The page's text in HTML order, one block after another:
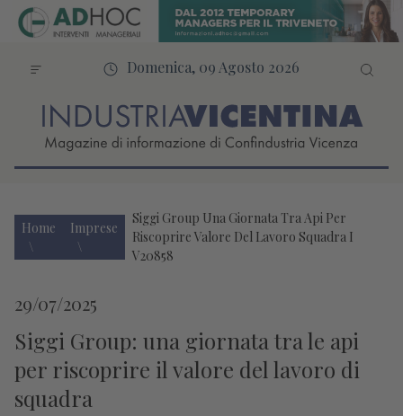
Domenica, 09 Agosto 2026
Home Imprese
Siggi Group Una Giornata Tra Api Per
Riscoprire Valore Del Lavoro Squadra I
V20858
29/07/2025
Siggi Group: una giornata tra le api
per riscoprire il valore del lavoro di
squadra